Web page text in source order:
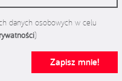
danych osobowych w celu
)
Zapisz mnie!